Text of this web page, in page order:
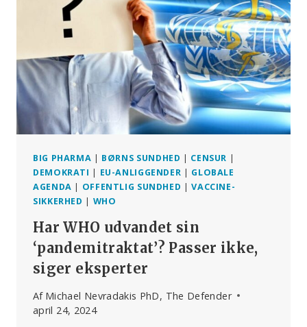
INDRØMME
‘BETYDELIGE
BIVIRKNINGER’
AF
COVID-
19-
BIG PHARMA | BØRNS SUNDHED | CENSUR |
DEMOKRATI | EU-ANLIGGENDER | GLOBALE
AGENDA | OFFENTLIG SUNDHED |VACCINE-
SIKKERHED | WHO
Har WHO udvandet sin
‘pandemitraktat’? Passer ikke,
siger eksperter
Af Michael Nevradakis PhD, The Defender
april 24, 2024